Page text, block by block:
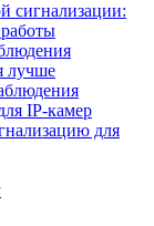
сигнализации:
лучше
IP-камер
для